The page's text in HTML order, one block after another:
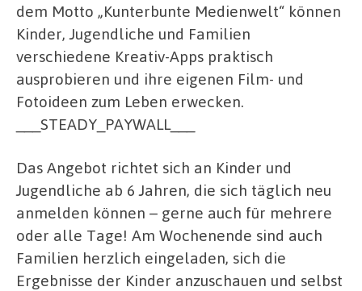
dem Motto „Kunterbunte Medienwelt“ können
Kinder, Jugendliche und Familien
verschiedene Kreativ-Apps praktisch
ausprobieren und ihre eigenen Film- und
Fotoideen zum Leben erwecken.
___STEADY_PAYWALL___
Das Angebot richtet sich an Kinder und
Jugendliche ab 6 Jahren, die sich täglich neu
anmelden können – gerne auch für mehrere
oder alle Tage! Am Wochenende sind auch
Familien herzlich eingeladen, sich die
Ergebnisse der Kinder anzuschauen und selbst